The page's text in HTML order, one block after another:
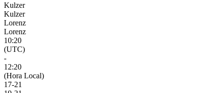
Kulzer
Kulzer
Lorenz
Lorenz
10:20
(UTC)
-
12:20
(Hora Local)
17-21